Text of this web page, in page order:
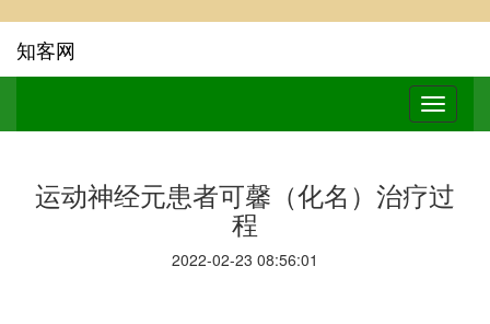
知客网
运动神经元患者可馨（化名）治疗过
程
2022-02-23 08:56:01